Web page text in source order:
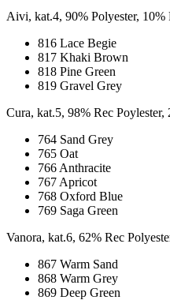
Aivi, kat.4, 90% Polyester,
816 Lace Begie
817 Khaki Brown
818 Pine Green
819 Gravel Grey
Cura, kat.5, 98% Rec
764 Sand Grey
765 Oat
766 Anthracite
767 Apricot
768 Oxford Blue
769 Saga Green
Vanora, kat.6, 62% Rec
867 Warm Sand
868 Warm Grey
869 Deep Green